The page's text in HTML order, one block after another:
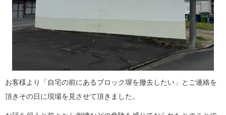
お客様より「自宅の前にあるブロック塀を撤去したい」とご連絡を
頂きその日に現場を見させて頂きました。